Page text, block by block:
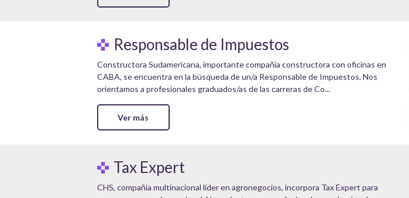
Responsable de Impuestos
Constructora Sudamericana, importante compañía constructora con oficinas en
CABA, se encuentra en la búsqueda de un/a Responsable de Impuestos. Nos
orientamos a profesionales graduados/as de las carreras de Co...
Ver más
Tax Expert
CHS, compañía multinacional líder en agronegocios, incorpora Tax Expert para